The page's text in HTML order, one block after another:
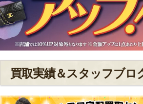
買取実績＆スタッフブロ